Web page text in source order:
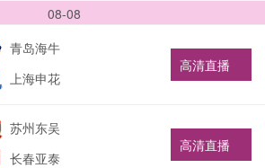
08-08
青岛海牛
上海申花
高清直播
苏州东吴
长春亚泰
高清直播